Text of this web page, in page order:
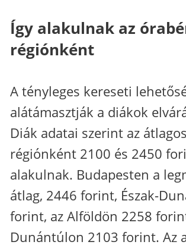
Így alakulnak az
régiónként
A tényleges kereseti
alátámasztják a diákok
Diák adatai szerint az
régiónként 2100 és 2450
alakulnak. Budapesten a
átlag, 2446 forint, Észak-
forint, az Alföldön 2258
Dunántúlon 2103 forint. Az